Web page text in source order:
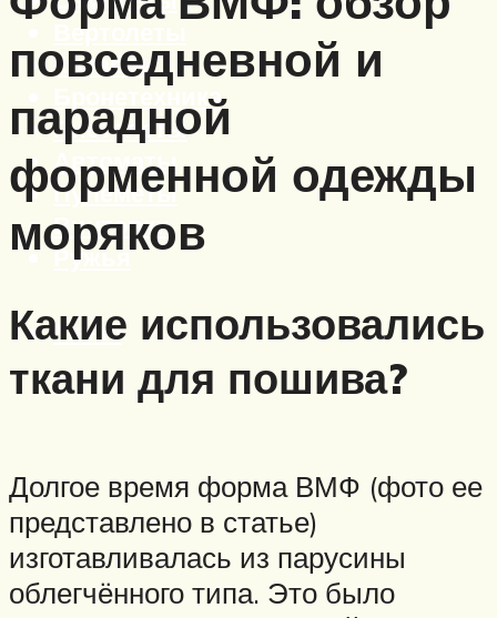
Вертолеты
Корабли
Бронетехника
Пистолеты
Автоматы
Пулеметы
Винтовки
Ружья
Меню
повседневной и
парадной
форменной одежды
моряков
Какие использовались
ткани для пошива?
Долгое время форма ВМФ (фото ее
представлено в статье)
изготавливалась из парусины
облегчённого типа. Это было